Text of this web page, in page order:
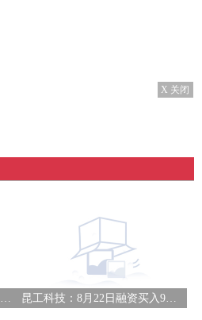
X 关闭
超低价限时闪促 《杀手5:赦免》低至11元 昆工科技：8月22日融资买入9万元，融资融券余额1932.74万元